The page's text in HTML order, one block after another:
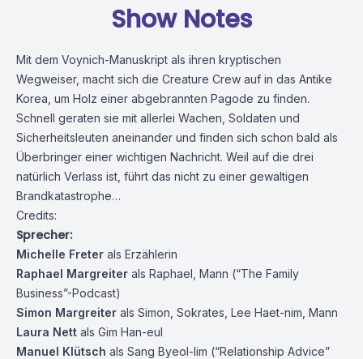
Show Notes
Mit dem Voynich-Manuskript als ihren kryptischen
Wegweiser, macht sich die Creature Crew auf in das Antike
Korea, um Holz einer abgebrannten Pagode zu finden.
Schnell geraten sie mit allerlei Wachen, Soldaten und
Sicherheitsleuten aneinander und finden sich schon bald als
Überbringer einer wichtigen Nachricht. Weil auf die drei
natürlich Verlass ist, führt das nicht zu einer gewaltigen
Brandkatastrophe…
Credits:
Sprecher:
Michelle Freter als Erzählerin
Raphael Margreiter als Raphael, Mann (“The Family
Business”-Podcast)
Simon Margreiter als Simon, Sokrates, Lee Haet-nim, Mann
Laura Nett als Gim Han-eul
Manuel Klütsch als Sang Byeol-lim (“Relationship Advice”